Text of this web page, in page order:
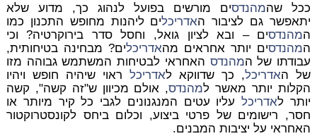
ככל שהמהנדסים מורשים בפועל לנהוג כך, מדוע שלא
יתאפשר גם לציבור האדריכלים ליהנות מחופש התכנון כמו
המהנדסים – ובא לציון גואל, וחסל סדר בירוקרטיה? וכי
המהנדסים יותר אחראים מהאדריכלים? מבחינה בטיחותית,
עבודתו של המהנדס האחראי לבטיחות המשתמש גבוהה מזו
של האדריכל, כך שדווקא לאדריכל ראוי שיהיה חופש ויהיו
הקלות יותר מאשר למהנדס, אולם מכיוון ש"זה קשה", קשה
יותר לאדריכלעליו עטים המנגנונים לגבי כל קיר מיותר או
חסר, רישומים של פרטי ביצוע, וכלום ביחס לקונסטרוקטור
האחראי על יציבות המבנים.